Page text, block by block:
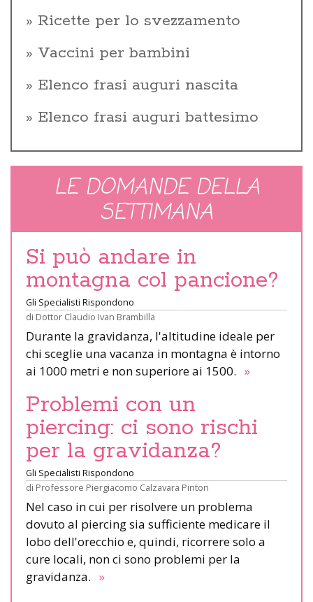
Ricette per lo svezzamento
Vaccini per bambini
Elenco frasi auguri nascita
Elenco frasi auguri battesimo
LE DOMANDE DELLA
SETTIMANA
Si può andare in
montagna col pancione?
Gli Specialisti Rispondono
di Dottor Claudio Ivan Brambilla
Durante la gravidanza, l'altitudine ideale per
chi sceglie una vacanza in montagna è intorno
ai 1000 metri e non superiore ai 1500. »
Problemi con un
piercing: ci sono rischi
per la gravidanza?
Gli Specialisti Rispondono
di Professore Piergiacomo Calzavara Pinton
Nel caso in cui per risolvere un problema
dovuto al piercing sia sufficiente medicare il
lobo dell'orecchio e, quindi, ricorrere solo a
cure locali, non ci sono problemi per la
gravidanza. »